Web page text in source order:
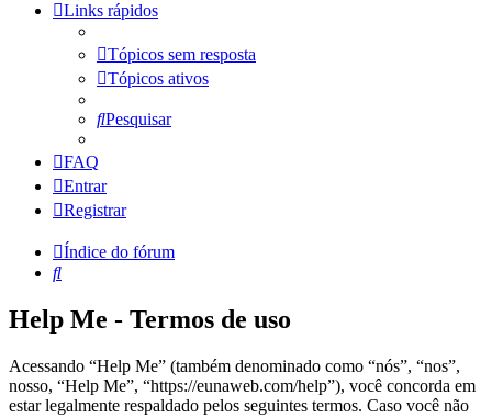
Links rápidos
Tópicos sem resposta
Tópicos ativos
Pesquisar
FAQ
Entrar
Registrar
Índice do fórum
Pesquisar
Help Me - Termos de uso
Acessando “Help Me” (também denominado como “nós”, “nos”,
nosso, “Help Me”, “https://eunaweb.com/help”), você concorda em
estar legalmente respaldado pelos seguintes termos. Caso você não